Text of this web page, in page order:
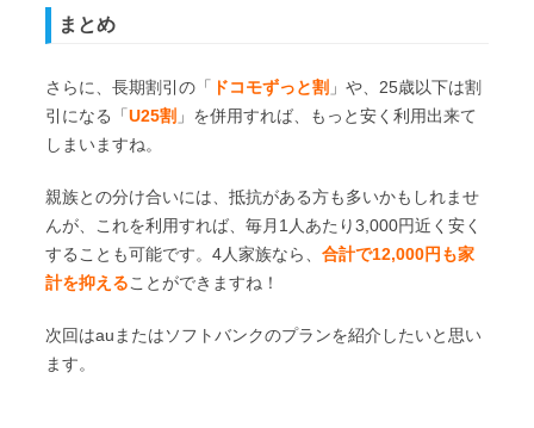
まとめ
さらに、長期割引の「 ドコモずっと割 」や、25歳以下は割
引になる「U25割 」を併用すれば、もっと安く利用出来て
しまいますね。
親族との分け合いには、抵抗がある方も多いかもしれませ
んが、これを利用すれば、毎月1人あたり3,000円近く安く
することも可能です。4人家族なら、 合計で12,000円も家
計を抑えることができますね！
次回はauまたはソフトバンクのプランを紹介したいと思い
ます。